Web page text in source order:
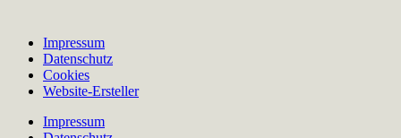
Impressum
Datenschutz
Cookies
Website-Ersteller
Impressum